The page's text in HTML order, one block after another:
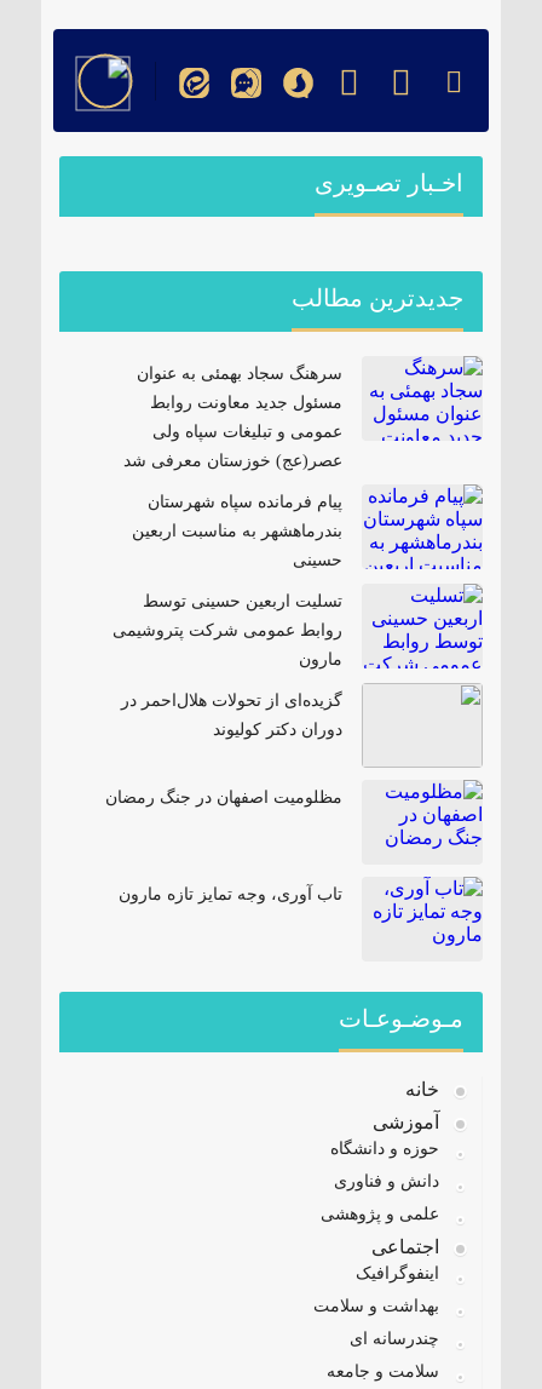
اخـبار تصـویری
جدیدترین مطالب
سرهنگ سجاد بهمئی به عنوان
مسئول جدید معاونت روابط
عمومی و تبلیغات سپاه ولی
عصر(عج) خوزستان معرفی شد
پیام فرمانده سپاه شهرستان
بندرماهشهر به مناسبت اربعین
حسینی
تسلیت اربعین حسینی توسط
روابط عمومی شرکت پتروشیمی
مارون
گزیده‌ای از تحولات هلال‌احمر در
دوران دکتر کولیوند
مظلومیت اصفهان در جنگ رمضان
تاب آوری، وجه تمایز تازه مارون
مـوضـوعـات
خانه
آموزشی
حوزه و دانشگاه
دانش و فناوری
علمی و پژوهشی
اجتماعی
اینفوگرافیک
بهداشت و سلامت
چندرسانه ای
سلامت و جامعه